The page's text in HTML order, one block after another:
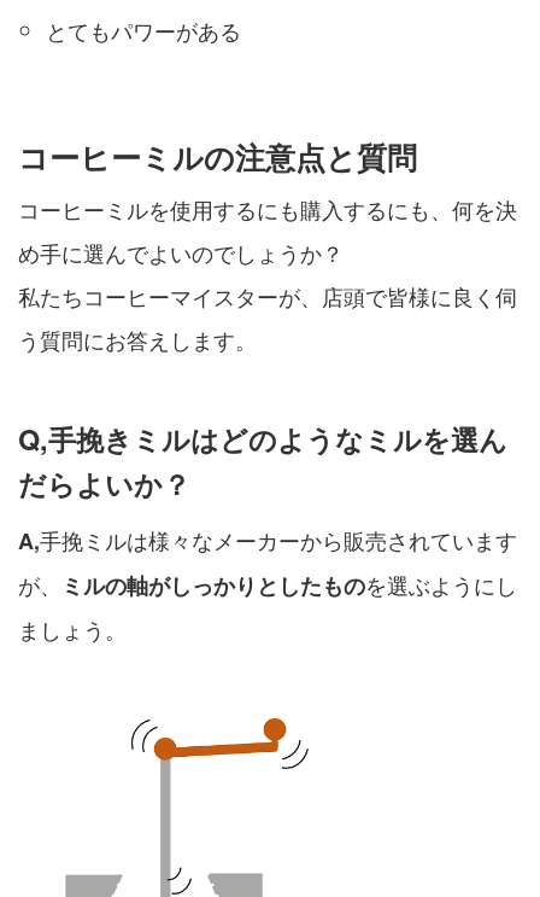
とてもパワーがある
コーヒーミルの注意点と質問
コーヒーミルを使用するにも購入するにも、何を決
め手に選んでよいのでしょうか？
私たちコーヒーマイスターが、店頭で皆様に良く伺
う質問にお答えします。
Q,手挽きミルはどのようなミルを選ん
だらよいか？
A,手挽ミルは様々なメーカーから販売されています
が、
ミルの軸がしっかりとしたものを選ぶようにし
ましょう。